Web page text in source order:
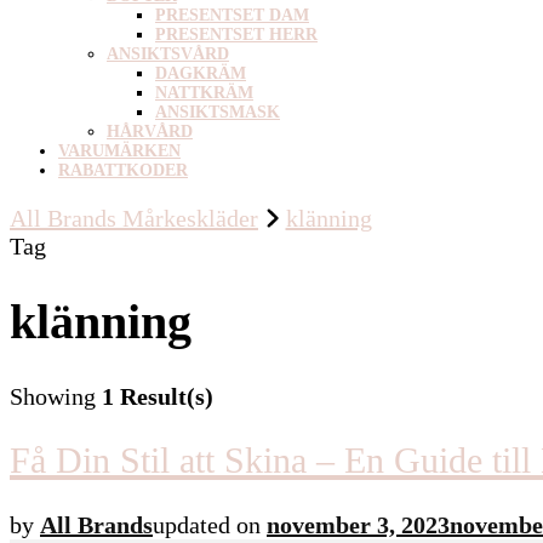
PRESENTSET DAM
PRESENTSET HERR
ANSIKTSVÅRD
DAGKRÄM
NATTKRÄM
ANSIKTSMASK
HÅRVÅRD
VARUMÄRKEN
RABATTKODER
All Brands Mårkeskläder
klänning
Tag
klänning
Showing 1 Result(s)
Få Din Stil att Skina – En Guide till
by All Brandsupdated on november 3, 2023